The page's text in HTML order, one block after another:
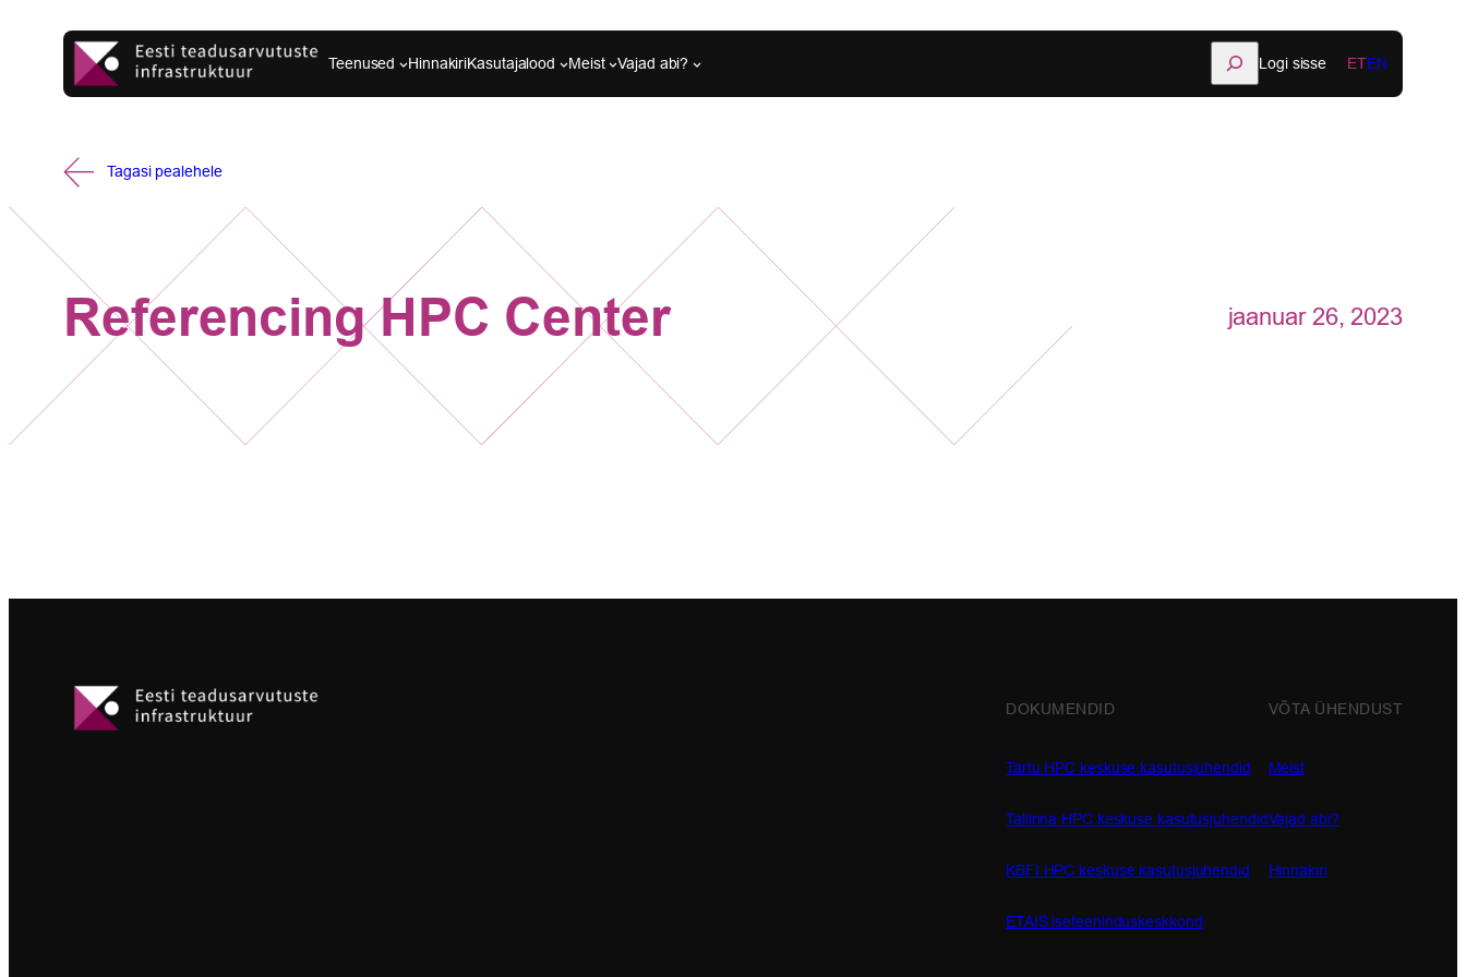
juurde
Teenused HinnakiriKasutajalood Meist Vajad abi? Logi sisse ETEN
Tagasi pealehele
Referencing HPC Center jaanuar 26, 2023
DOKUMENDID
Tartu HPC keskuse kasutusjuhendid
Tallinna HPC keskuse kasutusjuhendid
KBFI HPC keskuse kasutusjuhendid
ETAIS iseteeninduskeskkond
VÕTA ÜHENDUST
Meist
Vajad abi?
Hinnakiri